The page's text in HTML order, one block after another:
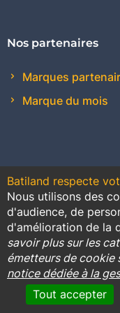
Nos partenaires
Marques
Marque du mois
Contact
Règlement
Cookies
Batiland respecte
Nous utilisons des
d'audience, de
d'amélioration de la
savoir plus sur les
émetteurs de cookie
notice dédiée à la
Tout accepter